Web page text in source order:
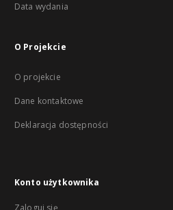
Data wydania
O Projekcie
O projekcie
Dane kontaktowe
Deklaracja dostępności
Konto użytkownika
Zaloguj się